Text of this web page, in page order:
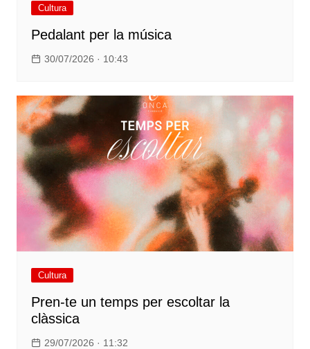
Cultura
Pedalant per la música
30/07/2026 · 10:43
Cultura
Pren-te un temps per escoltar la
clàssica
29/07/2026 · 11:32